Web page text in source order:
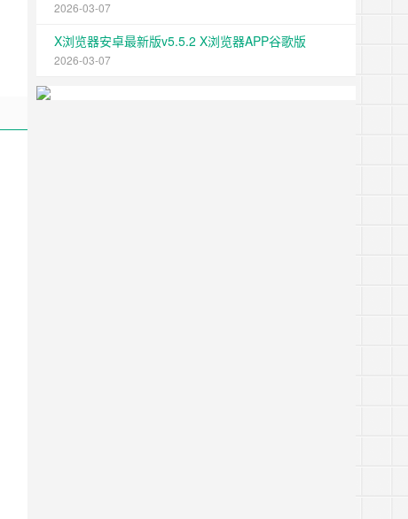
2026-03-07
X浏览器安卓最新版v5.5.2 X浏览器APP谷歌版
2026-03-07